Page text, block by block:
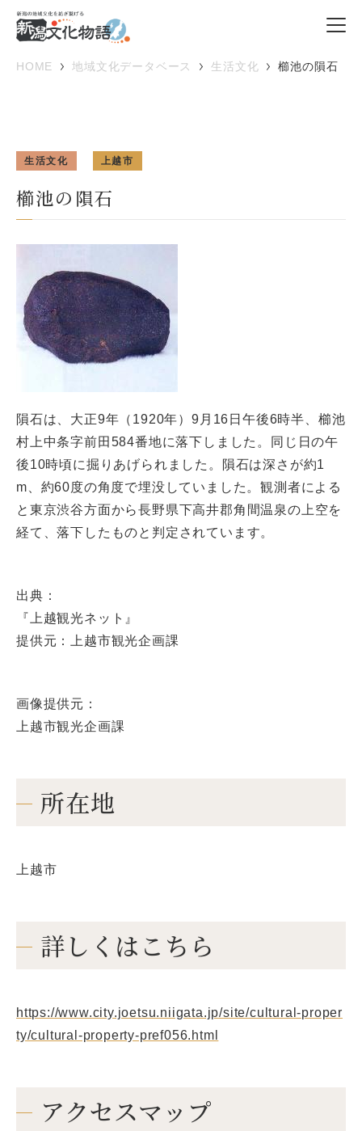
HOME 地域文化データベース 生活文化 櫛池の隕石
生活文化 上越市
櫛池の隕石
隕石は、大正9年（1920年）9月16日午後6時半、櫛池
村上中条字前田584番地に落下しました。同じ日の午
後10時頃に掘りあげられました。隕石は深さが約1
m、約60度の角度で埋没していました。観測者による
と東京渋谷方面から長野県下高井郡角間温泉の上空を
経て、落下したものと判定されています。
出典：
『上越観光ネット』
提供元：上越市観光企画課
画像提供元：
上越市観光企画課
所在地
上越市
詳しくはこちら
https://www.city.joetsu.niigata.jp/site/cultural-proper
ty/cultural-property-pref056.html
アクセスマップ